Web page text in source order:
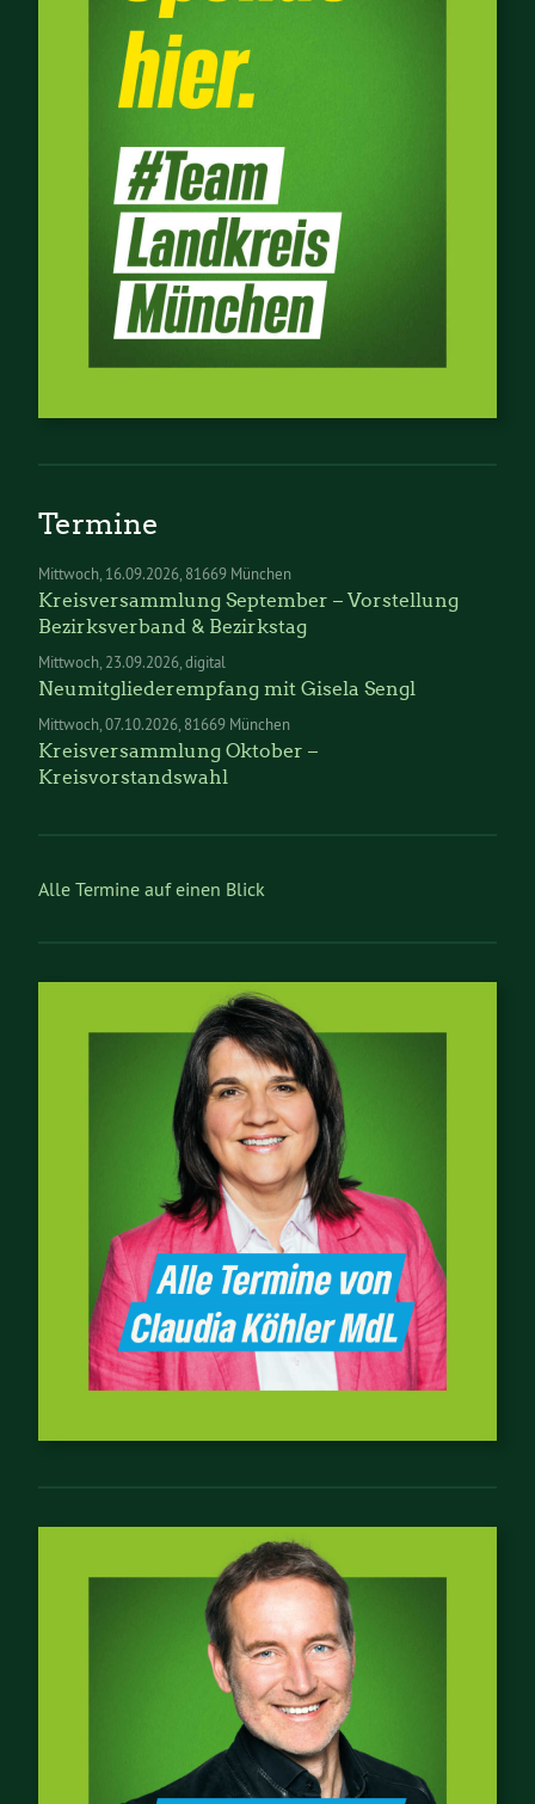
Termine
Mittwoch 16.09.2026 81669 München
Kreisversammlung September – Vorstellung
Bezirksverband & Bezirkstag
Mittwoch 23.09.2026 digital
Neumitgliederempfang mit Gisela Sengl
Mittwoch 07.10.2026 81669 München
Kreisversammlung Oktober –
Kreisvorstandswahl
Alle Termine auf einen Blick